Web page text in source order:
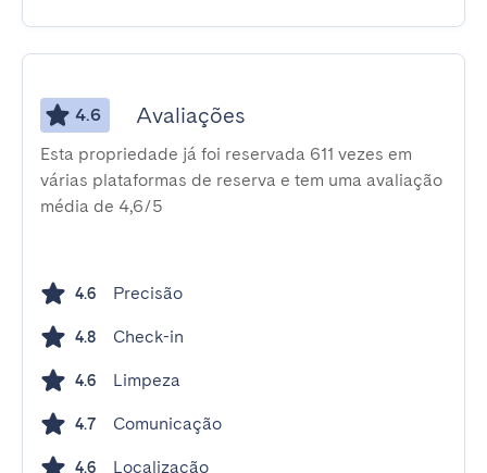
4.6 Avaliações
Esta propriedade já foi reservada 611 vezes em
várias plataformas de reserva e tem uma avaliação
média de 4,6/5
4.6 Precisão
4.8 Check-in
4.6 Limpeza
4.7 Comunicação
4.6 Localização